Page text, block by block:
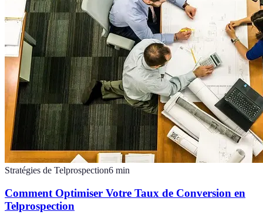
Stratégies de Telprospection6 min
Comment Optimiser Votre Taux de Conversion en
Telprospection